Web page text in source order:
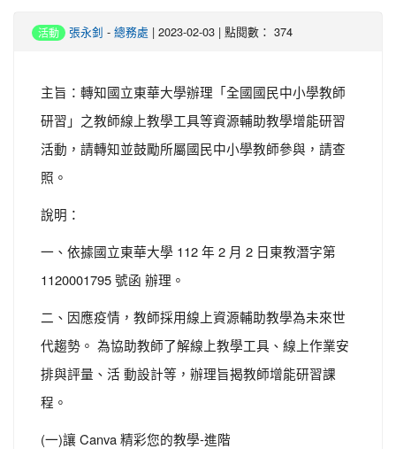
活動 張永釗 - 總務處 | 2023-02-03 | 點閱數： 374
主旨：轉知國立東華大學辦理「全國國民中小學教師
研習」之教師線上教學工具等資源輔助教學增能研習
活動，請轉知並鼓勵所屬國民中小學教師參與，請查
照。
說明：
一、依據國立東華大學 112 年 2 月 2 日東教潛字第
1120001795 號函 辦理。
二、因應疫情，教師採用線上資源輔助教學為未來世
代趨勢。 為協助教師了解線上教學工具、線上作業安
排與評量、活 動設計等，辦理旨揭教師增能研習課
程。
(一)讓 Canva 精彩您的教學-進階